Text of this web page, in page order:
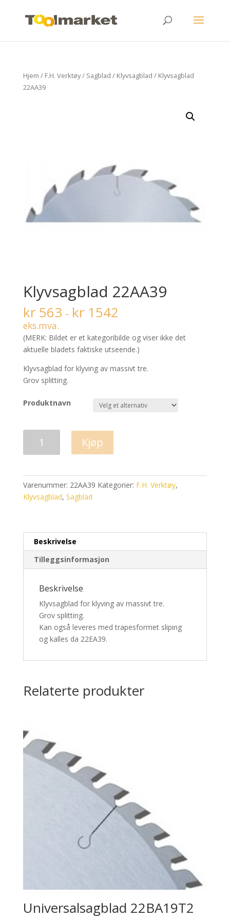
Hjem / F.H. Verktøy/ Sagblad / Klyvsagblad / Klyvsagblad
22AA39
Klyvsagblad 22AA39
kr563 – kr1542
eks.mva.
(MERK: Bildet er et kategoribilde og viser ikke det
aktuelle bladets faktiske utseende.)
Klyvsagblad for klyving av massivt tre.
Grov splitting.
Produktnavn
22AA39
Kjøp
Varenummer: 22AA39 Kategorier: F.H. Verktøy,
Klyvsagblad, Sagblad
Beskrivelse
Tilleggsinformasjon
Beskrivelse
Klyvsagblad for klyving av massivt tre.
Grov splitting.
Kan også leveres med trapesformet sliping
og kalles da 22EA39.
Relaterte produkter
Universalsagblad 22BA19T2